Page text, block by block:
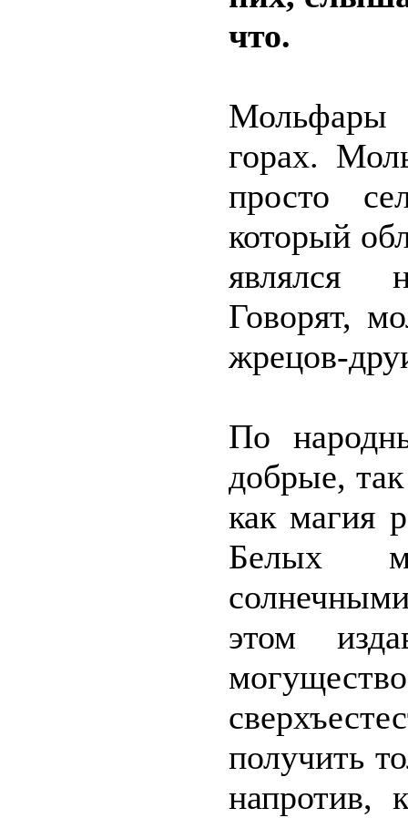
что.
Мольфары
горах.
просто
который
являлся
Говорят,
жрецов-
По
добрые,
как магия
Белых
этом
получить
напротив,